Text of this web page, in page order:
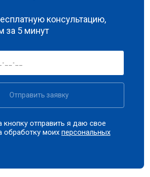
консультацию,
за 5 минут
Отправить заявку
отправить я даю свое
обработку моихперсональных